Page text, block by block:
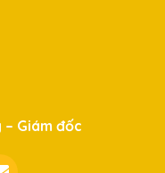
– Giám đốc